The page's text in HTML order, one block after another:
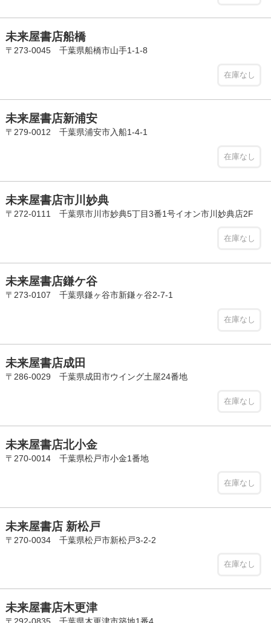
未来屋書店船橋
〒273-0045 千葉県船橋市山手1-1-8
在庫なし
未来屋書店新浦安
〒279-0012 千葉県浦安市入船1-4-1
在庫なし
未来屋書店市川妙典
〒272-0111 千葉県市川市妙典5丁目3番1号イオン市川妙典店2F
在庫なし
未来屋書店鎌ケ谷
〒273-0107 千葉県鎌ヶ谷市新鎌ヶ谷2-7-1
在庫なし
未来屋書店成田
〒286-0029 千葉県成田市ウイング土屋24番地
在庫なし
未来屋書店北小金
〒270-0014 千葉県松戸市小金1番地
在庫なし
未来屋書店 新松戸
〒270-0034 千葉県松戸市新松戸3-2-2
在庫なし
未来屋書店木更津